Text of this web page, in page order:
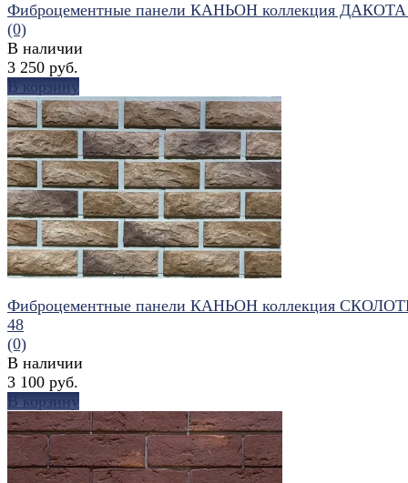
избранное сравнить
Фиброцементные панели КАНЬОН коллекция ДАКОТА
(0)
В наличии
3 250 руб.
В корзину
избранное сравнить
Фиброцементные панели КАНЬОН коллекция
48
(0)
В наличии
3 100 руб.
В корзину